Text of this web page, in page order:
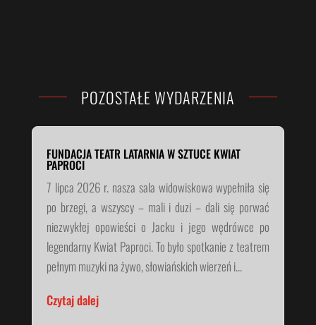
POZOSTAŁE WYDARZENIA
FUNDACJA TEATR LATARNIA W SZTUCE KWIAT
PAPROCI
7 lipca 2026 r. nasza sala widowiskowa wypełniła się
po brzegi, a wszyscy – mali i duzi – dali się porwać
niezwykłej opowieści o Jacku i jego wędrówce po
legendarny Kwiat Paproci. To było spotkanie z teatrem
pełnym muzyki na żywo, słowiańskich wierzeń i...
Czytaj dalej